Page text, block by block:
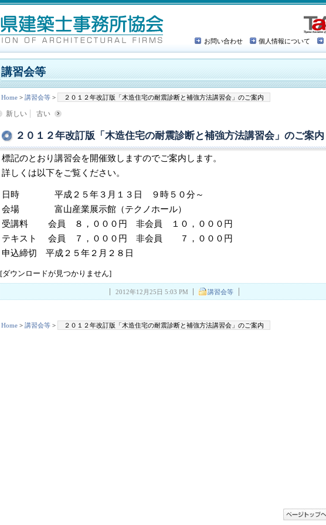
お問い合わせ 個人情報について
講習会等
Home > 講習会等 > ２０１２年改訂版「木造住宅の耐震診断と補強方法講習会」のご案内
新しい 古い
２０１２年改訂版「木造住宅の耐震診断と補強方法講習会」のご案内
標記のとおり講習会を開催致しますのでご案内します。
詳しくは以下をご覧ください。
日時 平成２５年３月１３日 ９時５０分～
会場 富山産業展示館（テクノホール）
受講料 会員 ８，０００円 非会員 １０，０００円
テキスト 会員 ７，０００円 非会員 ７，０００円
申込締切 平成２５年２月２８日
[ダウンロードが見つかりません]
2012年12月25日 5:03 PM 講習会等
Home > 講習会等 > ２０１２年改訂版「木造住宅の耐震診断と補強方法講習会」のご案内